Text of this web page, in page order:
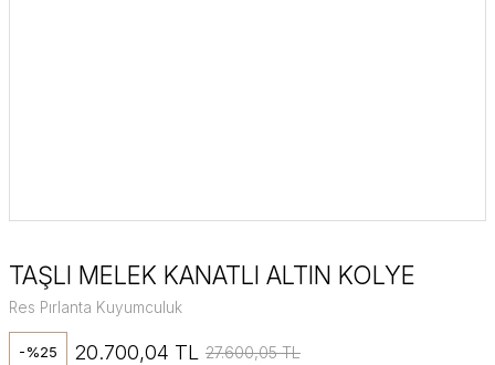
TAŞLI MELEK KANATLI ALTIN KOLYE
Res Pırlanta Kuyumculuk
-%25 20.700,04 TL 27.600,05 TL